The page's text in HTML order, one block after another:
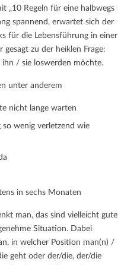
ENDE
–
VORBEI:
ABER
WIE
KOMMUNIZIERT
MAN
„10 Regeln für eine halbwegs
spannend, erwartet sich der
für die Lebensführung in einer
zu der heiklen Frage:
ihn / sie loswerden möchte.
unter anderem
nicht lange warten
so wenig verletzend wie
in sechs Monaten
man, das sind vielleicht gute
Situation. Dabei
in welcher Position man(n) /
geht oder der/die, der/die